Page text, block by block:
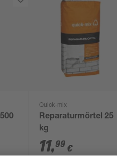
Quick-mix
Reparaturmörtel 25
kg
11,99 €